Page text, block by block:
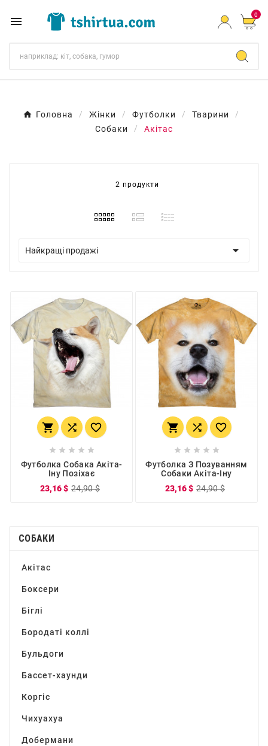
 0
Головна Жінки Футболки
Тварини
Собаки
Акітас
2 продукти
Найкращі продажі 
  
    
Футболка Собака Акіта-
Іну Позіхає
23,16 $ 24,90 $
  
    
Футболка З Позуванням
Собаки Акіта-Іну
23,16 $ 24,90 $
СОБАКИ
Акітас
Боксери
Біглі
Бородаті коллі
Бульдоги
Бассет-хаунди
Коргіс
Чихуахуа
Добермани